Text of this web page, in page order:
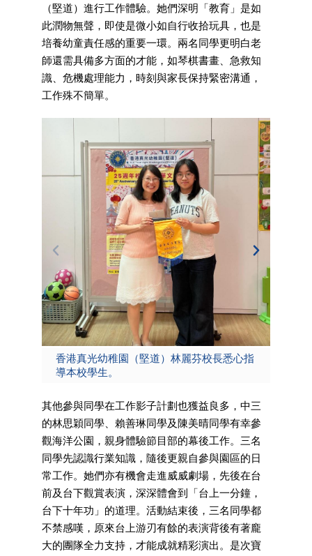
（堅道）進行工作體驗。她們深明「教育」是如
此潤物無聲，即使是微小如自行收拾玩具，也是
培養幼童責任感的重要一環。兩名同學更明白老
師還需具備多方面的才能，如琴棋書畫、急救知
識、危機處理能力，時刻與家長保持緊密溝通，
工作殊不簡單。
香港真光幼稚園（堅道）林麗芬校長悉心指
導本校學生。
其他參與同學在工作影子計劃也獲益良多，中三
的林思穎同學、賴善琳同學及陳美晴同學有幸參
觀海洋公園，親身體驗節目部的幕後工作。三名
同學先認識行業知識，隨後更親自參與園區的日
常工作。她們亦有機會走進威威劇場，先後在台
前及台下觀賞表演，深深體會到「台上一分鐘，
台下十年功」的道理。活動結束後，三名同學都
不禁感嘆，原來台上游刃有餘的表演背後有著龐
大的團隊全力支持，才能成就精彩演出。是次寶